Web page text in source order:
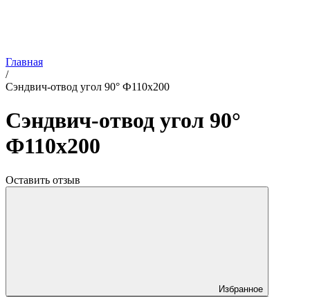
Главная
/
Сэндвич-отвод угол 90° Ф110х200
Сэндвич-отвод угол 90°
Ф110х200
Оставить отзыв
Избранное